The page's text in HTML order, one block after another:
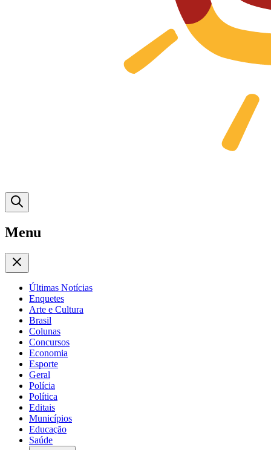
Menu
Últimas Notícias
Enquetes
Arte e Cultura
Brasil
Colunas
Concursos
Economia
Esporte
Geral
Polícia
Política
Editais
Municípios
Educação
Saúde